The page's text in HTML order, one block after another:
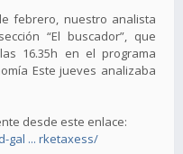
febrero, nuestro analista
“El buscador”, que
16.35h en el programa
Este jueves analizaba
desde este enlace:
gal ... rketaxess/